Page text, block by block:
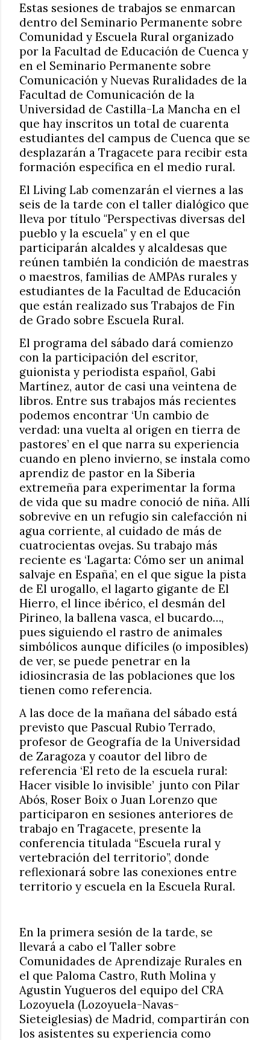
Estas sesiones de trabajos se enmarcan
dentro del Seminario Permanente sobre
Comunidad y Escuela Rural organizado
por la Facultad de Educación de Cuenca y
en el Seminario Permanente sobre
Comunicación y Nuevas Ruralidades de la
Facultad de Comunicación de la
Universidad de Castilla-La Mancha en el
que hay inscritos un total de cuarenta
estudiantes del campus de Cuenca que se
desplazarán a Tragacete para recibir esta
formación específica en el medio rural.
El Living Lab comenzarán el viernes a las
seis de la tarde con el taller dialógico que
lleva por título "Perspectivas diversas del
pueblo y la escuela" y en el que
participarán alcaldes y alcaldesas que
reúnen también la condición de maestras
o maestros, familias de AMPAs rurales y
estudiantes de la Facultad de Educación
que están realizado sus Trabajos de Fin
de Grado sobre Escuela Rural.
El programa del sábado dará comienzo
con la participación del escritor,
guionista y periodista español, Gabi
Martínez, autor de casi una veintena de
libros. Entre sus trabajos más recientes
podemos encontrar ‘Un cambio de
verdad: una vuelta al origen en tierra de
pastores’ en el que narra su experiencia
cuando en pleno invierno, se instala como
aprendiz de pastor en la Siberia
extremeña para experimentar la forma
de vida que su madre conoció de niña. Allí
sobrevive en un refugio sin calefacción ni
agua corriente, al cuidado de más de
cuatrocientas ovejas. Su trabajo más
reciente es ‘Lagarta: Cómo ser un animal
salvaje en España’, en el que sigue la pista
de El urogallo, el lagarto gigante de El
Hierro, el lince ibérico, el desmán del
Pirineo, la ballena vasca, el bucardo…,
pues siguiendo el rastro de animales
simbólicos aunque difíciles (o imposibles)
de ver, se puede penetrar en la
idiosincrasia de las poblaciones que los
tienen como referencia.
A las doce de la mañana del sábado está
previsto que Pascual Rubio Terrado,
profesor de Geografía de la Universidad
de Zaragoza y coautor del libro de
referencia ‘El reto de la escuela rural:
Hacer visible lo invisible’ junto con Pilar
Abós, Roser Boix o Juan Lorenzo que
participaron en sesiones anteriores de
trabajo en Tragacete, presente la
conferencia titulada “Escuela rural y
vertebración del territorio”, donde
reflexionará sobre las conexiones entre
territorio y escuela en la Escuela Rural.
En la primera sesión de la tarde, se
llevará a cabo el Taller sobre
Comunidades de Aprendizaje Rurales en
el que Paloma Castro, Ruth Molina y
Agustin Yugueros del equipo del CRA
Lozoyuela (Lozoyuela-Navas-
Sieteiglesias) de Madrid, compartirán con
los asistentes su experiencia como